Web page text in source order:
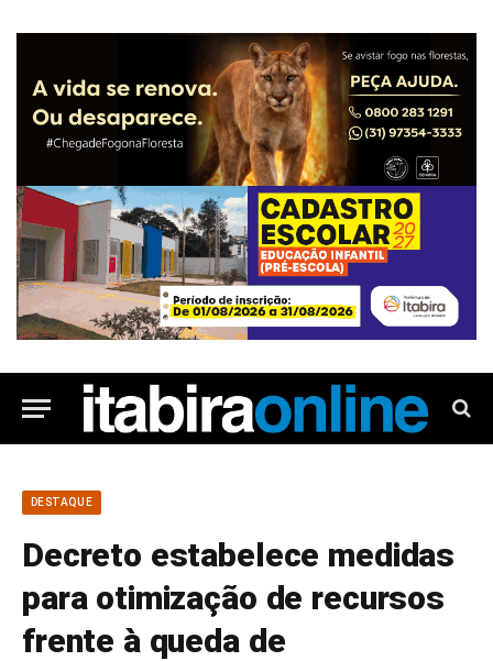
DESTAQUE
Decreto estabelece medidas
para otimização de recursos
frente à queda de